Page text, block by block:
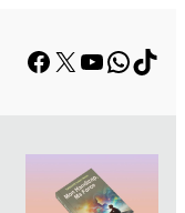
Facebook
X YouTube